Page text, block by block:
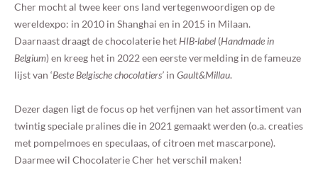
Cher mocht al twee keer ons land vertegenwoordigen op de
wereldexpo: in 2010 in Shanghai en in 2015 in Milaan.
Daarnaast draagt de chocolaterie het HIB-label (Handmade in
Belgium) en kreeg het in 2022 een eerste vermelding in de fameuze
lijst van ‘Beste Belgische chocolatiers’ in Gault&Millau.
Dezer dagen ligt de focus op het verfijnen van het assortiment van
twintig speciale pralines die in 2021 gemaakt werden (o.a. creaties
met pompelmoes en speculaas, of citroen met mascarpone).
Daarmee wil Chocolaterie Cher het verschil maken!